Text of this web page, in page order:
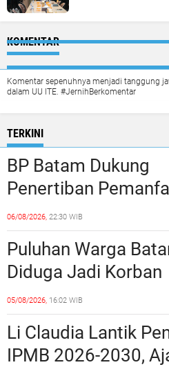
KOMENTAR
Komentar sepenuhnya menjadi tanggung
dalam UU ITE. #JernihBerkomentar
TERKINI
BP Batam Dukung
Penertiban
Ruang Laut Sesuai
Ketentuan Peraturan
Perundang-
06/08/2026, 22:30 WIB
Puluhan Warga
Diduga Jadi Korban
Penipuan Kavling
Miliaran Rupiah,
Polda Kepri Jalan di
05/08/2026, 16:02 WIB
Li Claudia Lantik
IPMB 2026-2030,